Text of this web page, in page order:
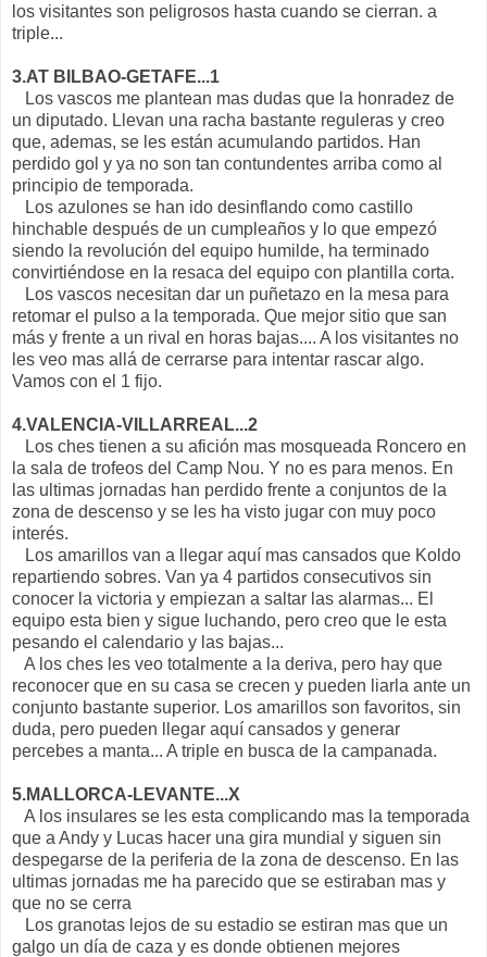
los visitantes son peligrosos hasta cuando se cierran. a
triple...
3.AT BILBAO-GETAFE...1
Los vascos me plantean mas dudas que la honradez de
un diputado. Llevan una racha bastante reguleras y creo
que, ademas, se les están acumulando partidos. Han
perdido gol y ya no son tan contundentes arriba como al
principio de temporada.
Los azulones se han ido desinflando como castillo
hinchable después de un cumpleaños y lo que empezó
siendo la revolución del equipo humilde, ha terminado
convirtiéndose en la resaca del equipo con plantilla corta.
Los vascos necesitan dar un puñetazo en la mesa para
retomar el pulso a la temporada. Que mejor sitio que san
más y frente a un rival en horas bajas.... A los visitantes no
les veo mas allá de cerrarse para intentar rascar algo.
Vamos con el 1 fijo.
4.VALENCIA-VILLARREAL...2
Los ches tienen a su afición mas mosqueada Roncero en
la sala de trofeos del Camp Nou. Y no es para menos. En
las ultimas jornadas han perdido frente a conjuntos de la
zona de descenso y se les ha visto jugar con muy poco
interés.
Los amarillos van a llegar aquí mas cansados que Koldo
repartiendo sobres. Van ya 4 partidos consecutivos sin
conocer la victoria y empiezan a saltar las alarmas... El
equipo esta bien y sigue luchando, pero creo que le esta
pesando el calendario y las bajas...
A los ches les veo totalmente a la deriva, pero hay que
reconocer que en su casa se crecen y pueden liarla ante un
conjunto bastante superior. Los amarillos son favoritos, sin
duda, pero pueden llegar aquí cansados y generar
percebes a manta... A triple en busca de la campanada.
5.MALLORCA-LEVANTE...X
A los insulares se les esta complicando mas la temporada
que a Andy y Lucas hacer una gira mundial y siguen sin
despegarse de la periferia de la zona de descenso. En las
ultimas jornadas me ha parecido que se estiraban mas y
que no se cerra
Los granotas lejos de su estadio se estiran mas que un
galgo un día de caza y es donde obtienen mejores